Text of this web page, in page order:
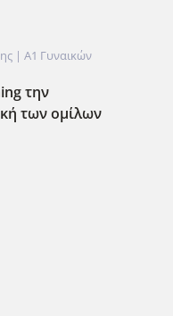
| Α1 Γυναικών
την
των ομίλων